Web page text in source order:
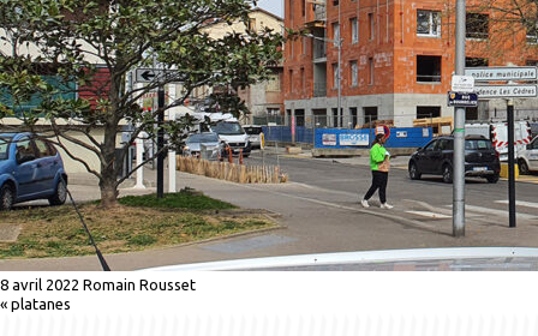
8 avril 2022 Romain Rousset
« platanes